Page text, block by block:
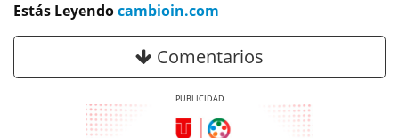
Estás Leyendocambioin.com
Comentarios